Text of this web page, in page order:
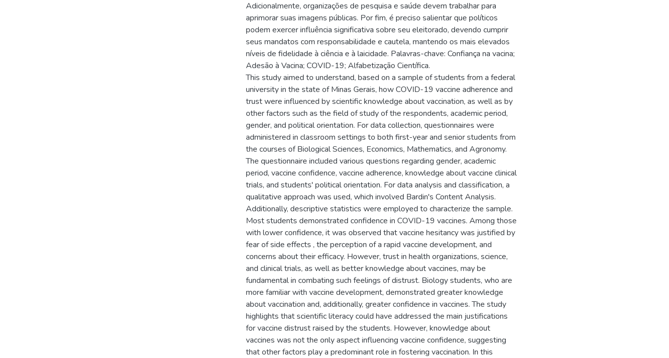
Adicionalmente, organizações de pesquisa e saúde devem trabalhar para
aprimorar suas imagens públicas. Por fim, é preciso salientar que políticos
podem exercer influência significativa sobre seu eleitorado, devendo cumprir
seus mandatos com responsabilidade e cautela, mantendo os mais elevados
níveis de fidelidade à ciência e à laicidade. Palavras-chave: Confiança na vacina;
Adesão à Vacina; COVID-19; Alfabetização Científica.
This study aimed to understand, based on a sample of students from a federal
university in the state of Minas Gerais, how COVID-19 vaccine adherence and
trust were influenced by scientific knowledge about vaccination, as well as by
other factors such as the field of study of the respondents, academic period,
gender, and political orientation. For data collection, questionnaires were
administered in classroom settings to both first-year and senior students from
the courses of Biological Sciences, Economics, Mathematics, and Agronomy.
The questionnaire included various questions regarding gender, academic
period, vaccine confidence, vaccine adherence, knowledge about vaccine clinical
trials, and students' political orientation. For data analysis and classification, a
qualitative approach was used, which involved Bardin's Content Analysis.
Additionally, descriptive statistics were employed to characterize the sample.
Most students demonstrated confidence in COVID-19 vaccines. Among those
with lower confidence, it was observed that vaccine hesitancy was justified by
fear of side effects , the perception of a rapid vaccine development, and
concerns about their efficacy. However, trust in health organizations, science,
and clinical trials, as well as better knowledge about vaccines, may be
fundamental in combating such feelings of distrust. Biology students, who are
more familiar with vaccine development, demonstrated greater knowledge
about vaccination and, additionally, greater confidence in vaccines. The study
highlights that scientific literacy could have addressed the main justifications
for vaccine distrust raised by the students. However, knowledge about
vaccines was not the only aspect influencing vaccine confidence, suggesting
that other factors play a predominant role in fostering vaccination. In this